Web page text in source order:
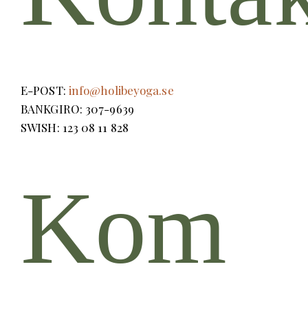
E-POST: info@holibeyoga.se
BANKGIRO: 307-9639
SWISH: 123 08 11 828
Kom